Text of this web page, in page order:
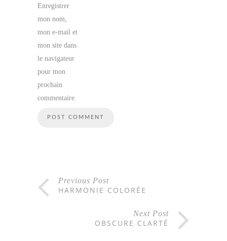
Enregistrer
mon nom,
mon e-mail et
mon site dans
le navigateur
pour mon
prochain
commentaire.
Previous Post
HARMONIE COLORÉE
Next Post
OBSCURE CLARTÉ